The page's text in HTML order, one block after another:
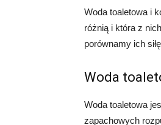
Woda toaletowa i
różnią i która z
porównamy ich
Woda
Woda toaletowa
zapachowych